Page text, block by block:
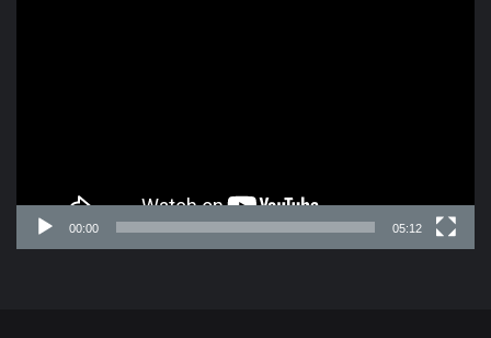
00:00 05:12